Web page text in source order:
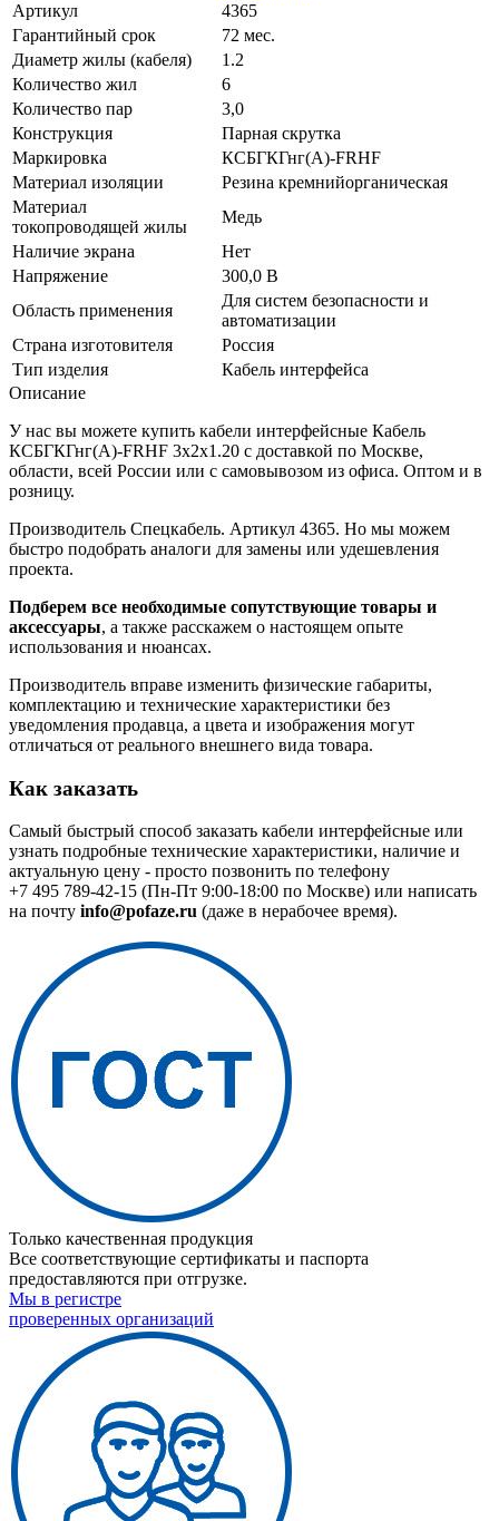
Артикул
4365
Гарантийный срок
72 мес.
Диаметр жилы (кабеля)
1.2
Количество жил
6
Количество пар
3,0
Конструкция
Парная скрутка
Маркировка
КСБГКГнг(А)-FRHF
Материал изоляции
Резина кремнийорганическая
Материал
токопроводящей жилы
Медь
Наличие экрана
Нет
Напряжение
300,0 В
Область применения
Для систем безопасности и
автоматизации
Страна изготовителя
Россия
Тип изделия
Кабель интерфейса
Описание
У нас вы можете купить кабели интерфейсные Кабель
КСБГКГнг(А)-FRHF 3х2х1.20 с доставкой по Москве,
области, всей России или с самовывозом из офиса. Оптом и в
розницу.
Производитель Спецкабель. Артикул 4365. Но мы можем
быстро подобрать аналоги для замены или удешевления
проекта.
Подберем все необходимые сопутствующие товары и
аксессуары, а также расскажем о настоящем опыте
использования и нюансах.
Производитель вправе изменить физические габариты,
комплектацию и технические характеристики без
уведомления продавца, а цвета и изображения могут
отличаться от реального внешнего вида товара.
Как заказать
Самый быстрый способ заказать кабели интерфейсные или
узнать подробные технические характеристики, наличие и
актуальную цену - просто позвонить по телефону
+7 495 789-42-15 (Пн-Пт 9:00-18:00 по Москве) или написать
на почту info@pofaze.ru (даже в нерабочее время).
Только качественная продукция
Все соответствующие сертификаты и паспорта
предоставляются при отгрузке.
Мы в регистре
проверенных организаций